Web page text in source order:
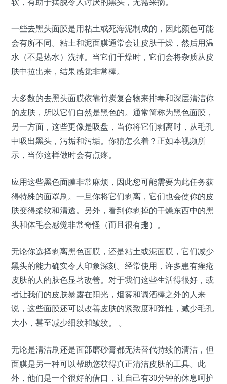
一些去黑头面膜是用粘土或死海泥制成的，因此颜色可能
会有所不同。粘土和泥面膜通常会让皮肤干燥，然后用温
水（不是热水）洗掉。当它们干燥时，它们会将杂质从皮
肤中拉出来，结果感觉非常棒。
大多数的去黑头面膜依靠竹炭复合物来排毒和深层清洁你
的皮肤，所以它们自然是黑色的。通常简称为黑色面膜，
另一方面，这些更像是吸盘，当你将它们剥离时，从毛孔
中吸出黑头，污垢和污垢。你猜怎么着？正如本视频所
示，当你这样做时会有点疼。
应用这些黑色面膜非常麻烦，因此您可能需要为此任务获
得特殊的面罩刷。一旦你将它们剥离，它们也会使你的皮
肤变得柔软和清透。另外，看到你剥掉的干燥东西中的黑
头和体毛会感觉非常奇怪（而且很有趣）。
无论你选择剥离黑色面膜，还是粘土或泥面膜，它们减少
黑头的能力确实令人印象深刻。经常使用，许多患有痤疮
皮肤的人的肤色显著改善。对于我们这些生活得很好，或
者让我们的皮肤暴露在阳光，烟雾和调酒棒之外的人来
说，这些面膜还可以改善皮肤的紧致度和弹性，减少毛孔
大小，甚至减少细纹和皱纹。 。
无论是清洁刷还是面部磨砂膏都无法替代持续的清洁，但
面膜是另一种可以帮助您获得真正清洁皮肤的工具。此
外，他们是一个很好的借口，让自己有30分钟的休息呵护